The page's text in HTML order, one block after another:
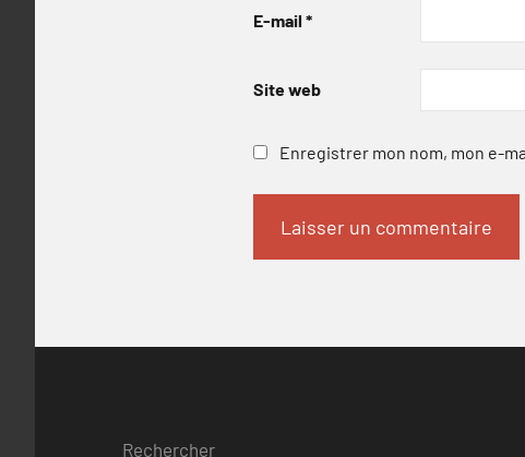
E-mail *
Site web
Enregistrer mon nom, mon e-
Rechercher